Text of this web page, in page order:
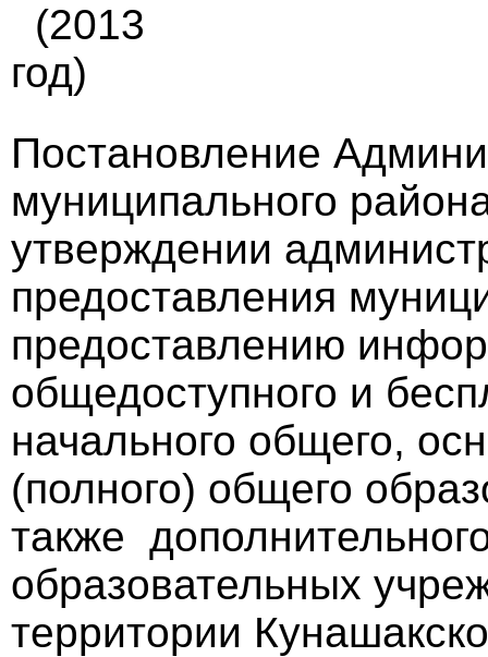
(2013
год)
Постановление
муниципального
утверждении
предоставления
предоставлению
общедоступного и
начального общего,
(полного) общего
также
образовательных
территории